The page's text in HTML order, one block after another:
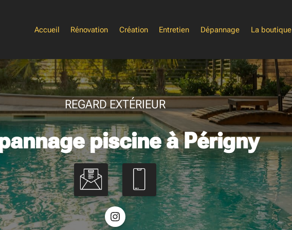
Accueil Rénovation Création Entretien Dépannage La boutique
REGARD EXTÉRIEUR
piscine à Périgny